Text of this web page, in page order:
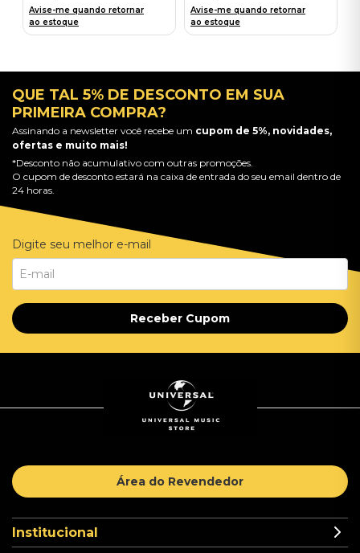
Avise-me quando retornar
ao estoque
Avise-me quando retornar
ao estoque
QUE TAL 5% DE DESCONTO EM SUA
PRIMEIRA COMPRA?
Assinando a newsletter você recebe um cupom de 5%, novidades,
ofertas e muito mais!
*Desconto não acumulativo com outras promoções.
O cupom de desconto estará na caixa de entrada do seu email dentro de
24 horas.
Digite seu melhor e-mail
Receber Cupom
Área do Revendedor
Institucional